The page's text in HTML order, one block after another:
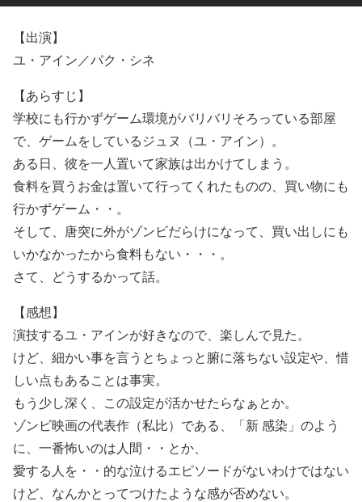
【出演】
ユ・アイン／パク・シネ
【あらすじ】
学校にも行かずゲーム環境がバリバリそろっている部屋
で、ゲームをしているジュヌ（ユ・アイン）。
ある日、彼を一人置いて家族は出かけてしまう。
食料を買うお金は置いて行ってくれたものの、買い物にも
行かずゲーム・・。
そして、唐突に外がゾンビだらけになって、買い出しにも
いかなかったから食料もない・・・。
さて、どうするかって話。
【感想】
演技するユ・アインが好きなので、楽しんで見た。
けど、細かい事を言うとちょっと腑に落ちない設定や、惜
しい点もあることは事実。
もう少し深く、この設定が活かせたらなぁとか。
ゾンビ映画の代表作（私比）である、「新 感染」のよう
に、一番怖いのは人間・・とか、
愛する人を・・的な泣けるエピソードがないわけではない
けど、なんかとってつけたような感が否めない。